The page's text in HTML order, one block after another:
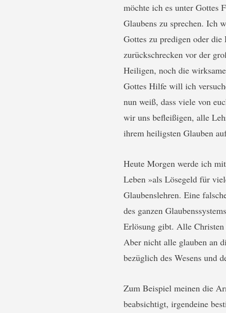
möchte ich es unter Gottes
Glaubens zu sprechen. Ich
Gottes zu predigen oder
zurückschrecken vor der
Heiligen, noch die
Gottes Hilfe will ich
nun weiß, dass viele von
wir uns befleißigen, alle
ihrem heiligsten Glauben
Heute Morgen werde ich
Leben »als Lösegeld für
Glaubenslehren. Eine
des ganzen
Erlösung gibt. Alle Christen
Aber nicht alle glauben an
bezüglich des Wesens und
Zum Beispiel meinen die
beabsichtigt, irgendeine